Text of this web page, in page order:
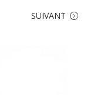
SUIVANT